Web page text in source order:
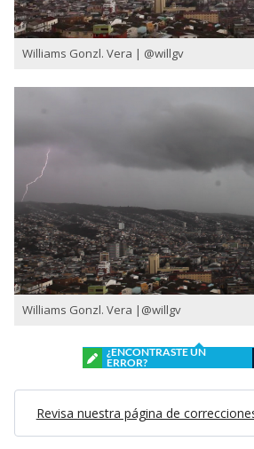
Williams Gonzl. Vera | @willgv
Williams Gonzl. Vera |@willgv
¿ENCONTRASTE UN
ERROR?
Revisa nuestra página de